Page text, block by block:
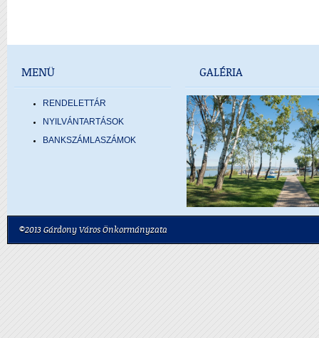
MENÜ
RENDELETTÁR
NYILVÁNTARTÁSOK
BANKSZÁMLASZÁMOK
GALÉRIA
©2013 Gárdony Város Önkormányzata